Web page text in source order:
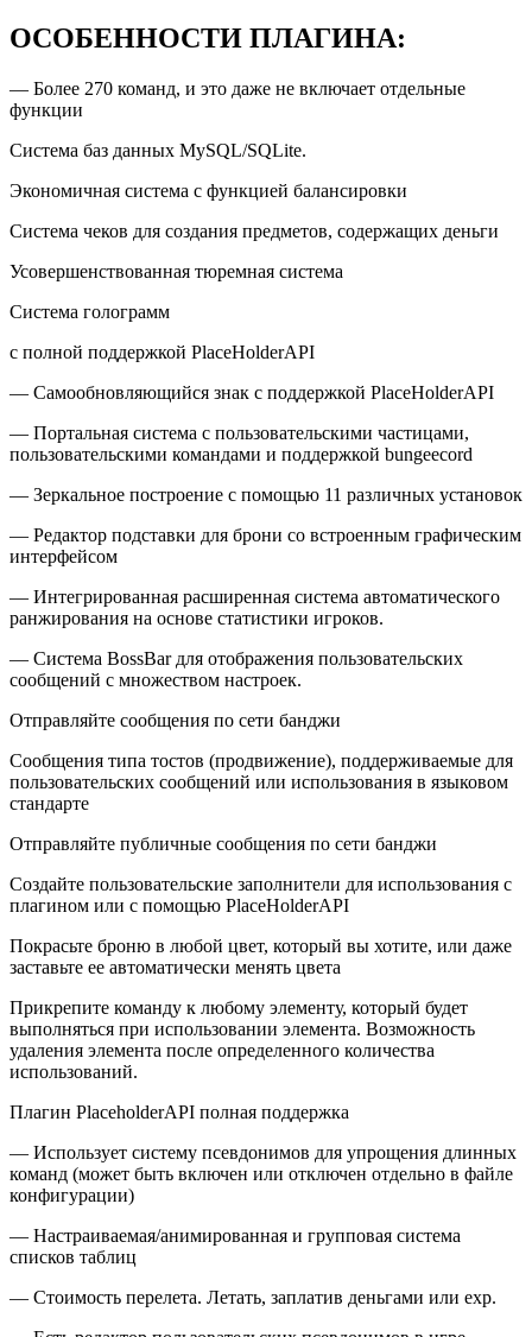
ОСОБЕННОСТИ ПЛАГИНА:
— Более 270 команд, и это даже не включает отдельные
функции
Система баз данных MySQL/SQLite.
Экономичная система с функцией балансировки
Система чеков для создания предметов, содержащих деньги
Усовершенствованная тюремная система
Система голограмм
с полной поддержкой PlaceHolderAPI
— Самообновляющийся знак с поддержкой PlaceHolderAPI
— Портальная система с пользовательскими частицами,
пользовательскими командами и поддержкой bungeecord
— Зеркальное построение с помощью 11 различных установок
— Редактор подставки для брони со встроенным графическим
интерфейсом
— Интегрированная расширенная система автоматического
ранжирования на основе статистики игроков.
— Система BossBar для отображения пользовательских
сообщений с множеством настроек.
Отправляйте сообщения по сети банджи
Сообщения типа тостов (продвижение), поддерживаемые для
пользовательских сообщений или использования в языковом
стандарте
Отправляйте публичные сообщения по сети банджи
Создайте пользовательские заполнители для использования с
плагином или с помощью PlaceHolderAPI
Покрасьте броню в любой цвет, который вы хотите, или даже
заставьте ее автоматически менять цвета
Прикрепите команду к любому элементу, который будет
выполняться при использовании элемента. Возможность
удаления элемента после определенного количества
использований.
Плагин PlaceholderAPI полная поддержка
— Использует систему псевдонимов для упрощения длинных
команд (может быть включен или отключен отдельно в файле
конфигурации)
— Настраиваемая/анимированная и групповая система
списков таблиц
— Стоимость перелета. Летать, заплатив деньгами или exp.